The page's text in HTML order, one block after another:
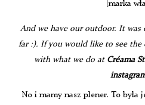
[marka
And we have our outdoor. It was
far :). If you would like to see the
with what we do at Créama
No i mamy nasz plener. To była